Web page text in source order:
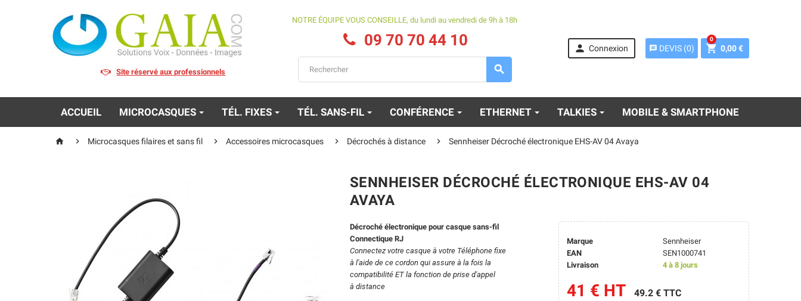
Site réservé aux professionnels
NOTRE ÉQUIPE VOUS CONSEILLE, du lundi au vendredi de 9h à 18h
09 70 70 44 10

 Connexion message DEVIS (0)  0,00 €
0
ACCUEIL MICROCASQUES TÉL. FIXES TÉL. SANS-FIL CONFÉRENCE ETHERNET TALKIES MOBILE & SMARTPHONE
  Microcasques filaires et sans fil  Accessoires microcasques  Décrochés à distance  Sennheiser Décroché électronique EHS-AV 04 Avaya
SENNHEISER DÉCROCHÉ ÉLECTRONIQUE EHS-AV 04
AVAYA
Décroché électronique pour casque sans-fil
Connectique RJ
Connectez votre casque à votre Téléphone fixe
à l'aide de ce cordon qui assure à la fois la
compatibilité ET la fonction de prise d'appel
à distance
Marque
Sennheiser
EAN
SEN1000741
Livraison
4 à 8 jours
41 € HT 49.2 € TTC